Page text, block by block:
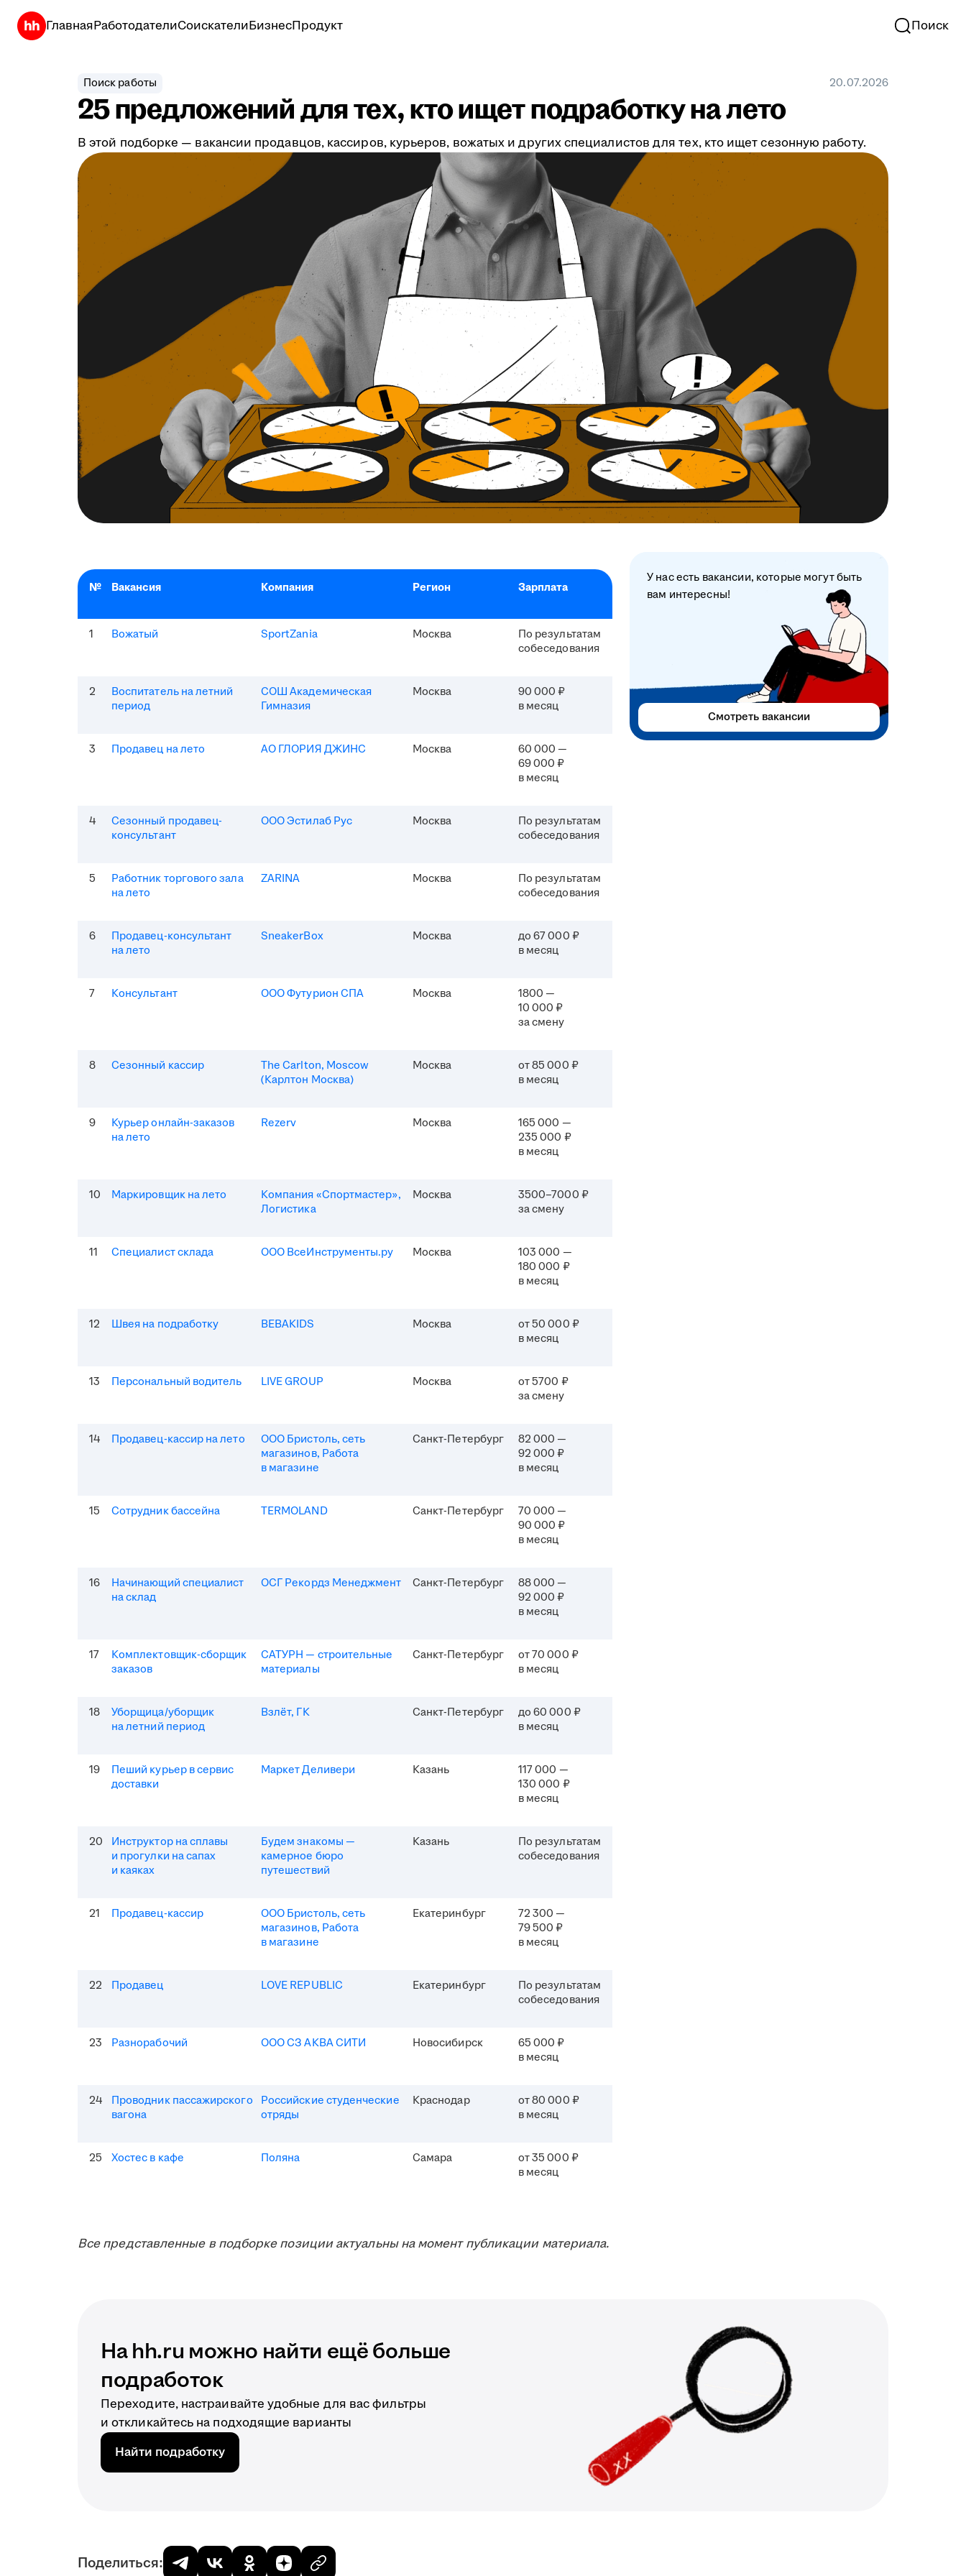
ГлавнаяРаботодателиСоискателиБизнесПродукт Поиск
Поиск работы 20.07.2026
25 предложений для тех, кто ищет подработку на лето
В этой подборке — вакансии продавцов, кассиров, курьеров, вожатых и других специалистов для тех, кто ищет сезонную работу.
№ Вакансия Компания Регион Зарплата
1 Вожатый SportZania Москва
По результатам
собеседования
2
Воспитатель на летний
период
СОШ Академическая
Гимназия
Москва
90 000 ₽
в месяц
3 Продавец на лето АО ГЛОРИЯ ДЖИНС Москва
60 000 —
69 000 ₽
в месяц
4
Сезонный продавец-
консультант
ООО Эстилаб Рус Москва
По результатам
собеседования
5
Работник торгового зала
на лето
ZARINA Москва
По результатам
собеседования
6
Продавец-консультант
на лето
SneakerBox Москва
до 67 000 ₽
в месяц
7 Консультант ООО Футурион СПА Москва
1800 —
10 000 ₽
за смену
8 Сезонный кассир
The Carlton, Moscow
(Карлтон Москва)
Москва
от 85 000 ₽
в месяц
9
Курьер онлайн-заказов
на лето
Rezerv Москва
165 000 —
235 000 ₽
в месяц
10 Маркировщик на лето
Компания «Спортмастер»,
Логистика
Москва
3500–7000 ₽
за смену
11 Специалист склада ООО ВсеИнструменты.ру Москва
103 000 —
180 000 ₽
в месяц
12 Швея на подработку BEBAKIDS Москва
от 50 000 ₽
в месяц
13 Персональный водитель LIVE GROUP Москва
от 5700 ₽
за смену
14 Продавец-кассир на лето
ООО Бристоль, сеть
магазинов, Работа
в магазине
Санкт-Петербург
82 000 —
92 000 ₽
в месяц
15 Сотрудник бассейна TERMOLAND Санкт-Петербург
70 000 —
90 000 ₽
в месяц
16
Начинающий специалист
на склад
ОСГ Рекордз Менеджмент Санкт-Петербург
88 000 —
92 000 ₽
в месяц
17
Комплектовщик-сборщик
заказов
САТУРН — строительные
материалы
Санкт-Петербург
от 70 000 ₽
в месяц
18
Уборщица/уборщик
на летний период
Взлёт, ГК Санкт-Петербург
до 60 000 ₽
в месяц
19
Пеший курьер в сервис
доставки
Маркет Деливери Казань
117 000 —
130 000 ₽
в месяц
20
Инструктор на сплавы
и прогулки на сапах
и каяках
Будем знакомы —
камерное бюро
путешествий
Казань
По результатам
собеседования
21 Продавец-кассир
ООО Бристоль, сеть
магазинов, Работа
в магазине
Екатеринбург
72 300 —
79 500 ₽
в месяц
22 Продавец LOVE REPUBLIC Екатеринбург
По результатам
собеседования
23 Разнорабочий ООО СЗ АКВА СИТИ Новосибирск
65 000 ₽
в месяц
24
Проводник пассажирского
вагона
Российские студенческие
отряды
Краснодар
от 80 000 ₽
в месяц
25 Хостес в кафе Поляна Самара
от 35 000 ₽
в месяц
Все представленные в подборке позиции актуальны на момент публикации материала.
У нас есть вакансии, которые могут быть
вам интересны!
Смотреть вакансии
На hh.ru можно найти ещё больше
подработок
Переходите, настраивайте удобные для вас фильтры
и откликайтесь на подходящие варианты
Найти подработку
Поделиться: